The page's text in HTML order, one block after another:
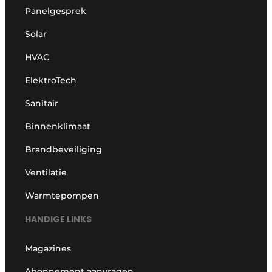
Panelgesprek
Solar
HVAC
ElektroTech
Sanitair
Binnenklimaat
Brandbeveiliging
Ventilatie
Warmtepompen
HANDIGE LINKS
Magazines